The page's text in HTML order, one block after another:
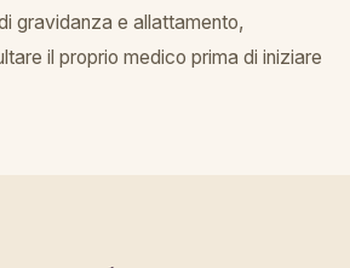
gravidanza e allattamento,
il proprio medico prima di iniziare